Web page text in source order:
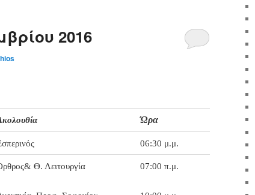
2016
Ώρα
06:30 μ.μ.
Θ. Λειτουργία 07:00 π.μ.